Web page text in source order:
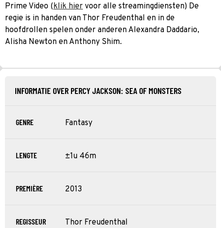
Prime Video (klik hier voor alle streamingdiensten) De
regie is in handen van Thor Freudenthal en in de
hoofdrollen spelen onder anderen Alexandra Daddario,
Alisha Newton en Anthony Shim.
INFORMATIE OVER PERCY JACKSON: SEA OF MONSTERS
GENRE Fantasy
LENGTE ±1u 46m
PREMIÈRE 2013
REGISSEUR Thor Freudenthal